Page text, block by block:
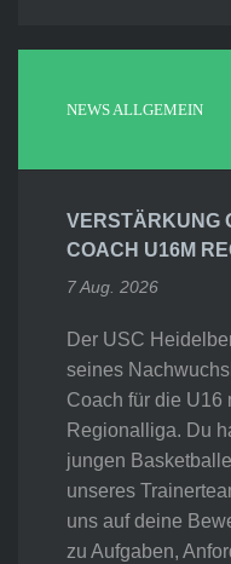
NEWS ALLGEMEIN
VERSTÄRKUNG
COACH U16M
7 Aug. 2026
Der USC
seines
Coach für die U16
Regionalliga. Du
jungen
unseres
uns auf deine
zu Aufgaben,